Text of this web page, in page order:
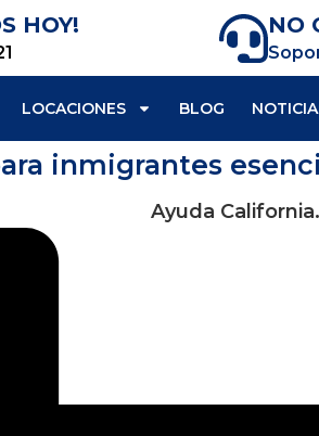
HOY! NO
LOCACIONES BLOG
inmigrantes
Ayuda California.